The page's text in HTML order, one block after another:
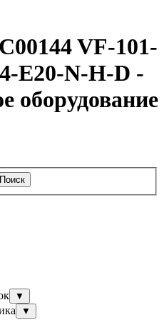
VF-101-
E20-N-H-D -
Поиск
▼
▼